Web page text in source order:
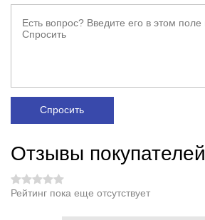
Спросить
Отзывы покупателей
Рейтинг пока еще отсутствует